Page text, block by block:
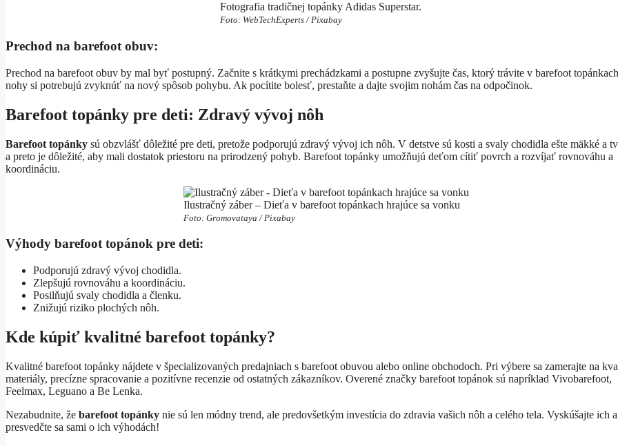
Fotografia tradičnej topánky Adidas Superstar.
Foto: WebTechExperts / Pixabay
Prechod na barefoot obuv:
Prechod na barefoot obuv by mal byť postupný. Začnite s krátkymi prechádzkami a postupne zvyšujte čas, ktorý trávite v barefoot
nohy si potrebujú zvyknúť na nový spôsob pohybu. Ak pocítite bolesť, prestaňte a dajte svojim nohám čas na odpočinok.
Barefoot topánky pre deti: Zdravý vývoj nôh
Barefoot topánky sú obzvlášť dôležité pre deti, pretože podporujú zdravý vývoj ich nôh. V detstve sú kosti a svaly chodidla ešte mäkké a
a preto je dôležité, aby mali dostatok priestoru na prirodzený pohyb. Barefoot topánky umožňujú deťom cítiť povrch a rozvíjať rovnováhu a
koordináciu.
Ilustračný záber – Dieťa v barefoot topánkach hrajúce sa vonku
Foto: Gromovataya / Pixabay
Výhody barefoot topánok pre deti:
Podporujú zdravý vývoj chodidla.
Zlepšujú rovnováhu a koordináciu.
Posilňujú svaly chodidla a členku.
Znižujú riziko plochých nôh.
Kde kúpiť kvalitné barefoot topánky?
Kvalitné barefoot topánky nájdete v špecializovaných predajniach s barefoot obuvou alebo online obchodoch. Pri výbere sa zamerajte na
materiály, precízne spracovanie a pozitívne recenzie od ostatných zákazníkov. Overené značky barefoot topánok sú napríklad Vivobarefoot,
Feelmax, Leguano a Be Lenka.
Nezabudnite, že barefoot topánky nie sú len módny trend, ale predovšetkým investícia do zdravia vašich nôh a celého tela. Vyskúšajte ich a
presvedčte sa sami o ich výhodách!